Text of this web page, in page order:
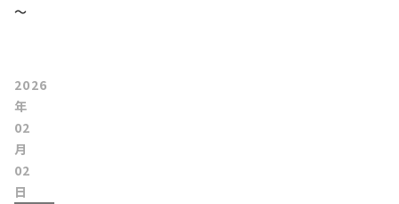
～
2026
年
02
月
02
日